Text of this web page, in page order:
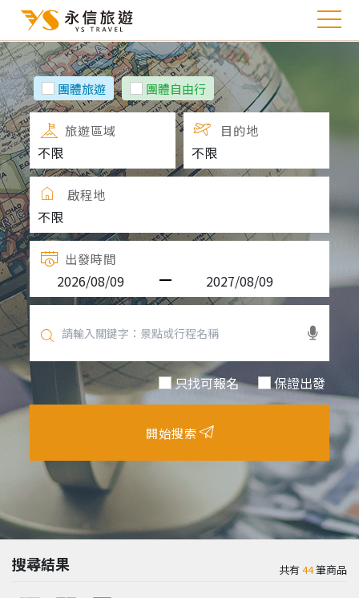
團體旅遊 團體自由行
旅遊區域 目的地
啟程地
出發時間
只找可報名 保證出發
開始搜索
搜尋結果 共有44筆商品